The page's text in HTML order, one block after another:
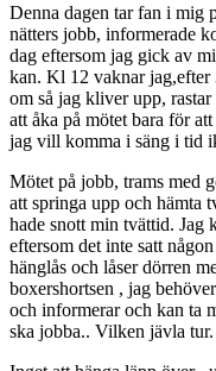
Denna dagen tar fan i mig
nätters jobb, informerade
dag eftersom jag gick av
kan. Kl 12 vaknar jag,efter
om så jag kliver upp,
att åka på mötet bara för
jag vill komma i säng i tid
Mötet på jobb, trams med
att springa upp och hämta
hade snott min tvättid. Jag
eftersom det inte satt
hänglås och låser dörren
boxershortsen , jag
och informerar och kan ta
ska jobba.. Vilken jävla tur.